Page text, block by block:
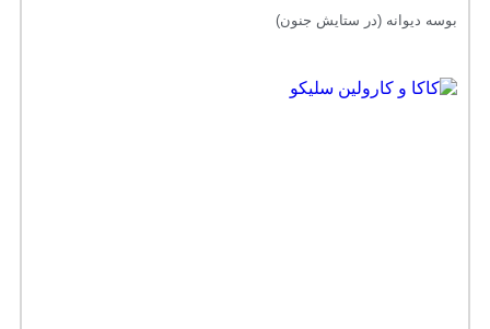
بوسه دیوانه (در ستایش جنون)